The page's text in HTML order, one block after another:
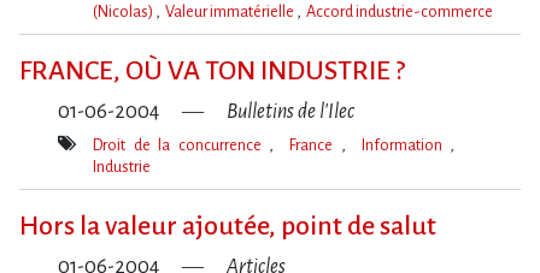
Mot(s)-
(Nicolas)
Valeur immatérielle Accord industrie-commerce
FRANCE, OÙ VA TON INDUSTRIE ?
01-06-2004 Bulletins de l'Ilec
Mot(s)-
Droit de la concurrence France
Information
Industrie
Hors la valeur ajoutée, point de salut
01-06-2004 Articles